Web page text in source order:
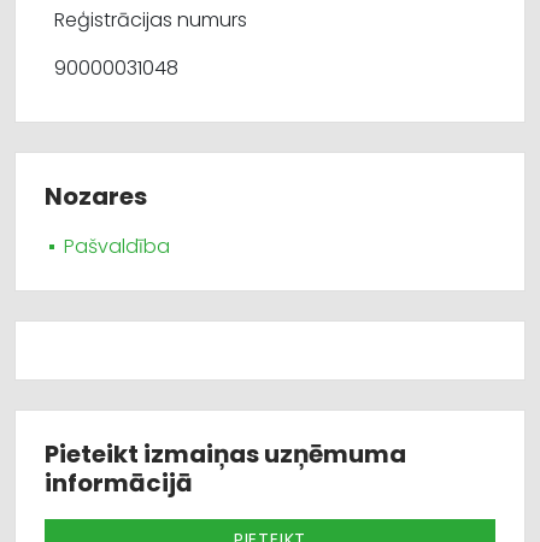
Reģistrācijas numurs
90000031048
Nozares
Pašvaldība
Pieteikt izmaiņas uzņēmuma
informācijā